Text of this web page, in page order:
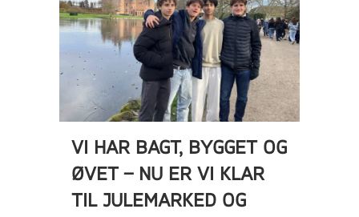
VI HAR BAGT, BYGGET OG
ØVET – NU ER VI KLAR
TIL JULEMARKED OG